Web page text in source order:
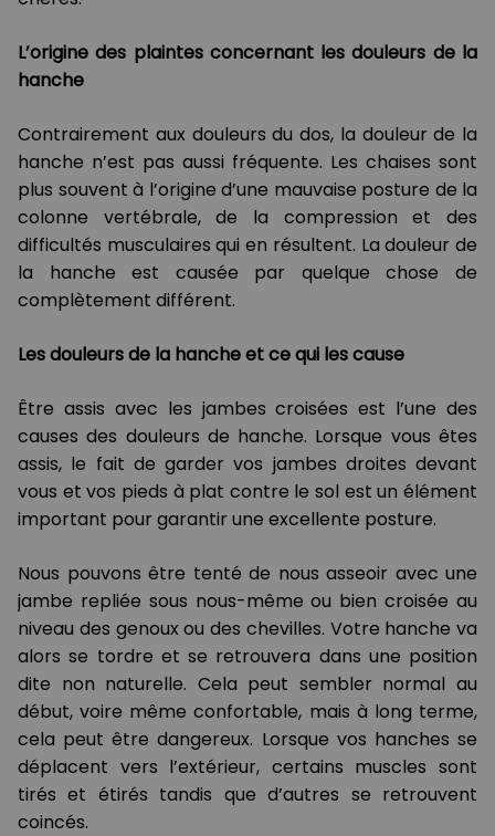
L’origine des plaintes concernant les douleurs de la
hanche
Contrairement aux douleurs du dos, la douleur de la
hanche n’est pas aussi fréquente. Les chaises sont
plus souvent à l’origine d’une mauvaise posture de la
colonne vertébrale, de la compression et des
difficultés musculaires qui en résultent. La douleur de
la hanche est causée par quelque chose de
complètement différent.
Les douleurs de la hanche et ce qui les cause
Être assis avec les jambes croisées est l’une des
causes des douleurs de hanche. Lorsque vous êtes
assis, le fait de garder vos jambes droites devant
vous et vos pieds à plat contre le sol est un élément
important pour garantir une excellente posture.
Nous pouvons être tenté de nous asseoir avec une
jambe repliée sous nous-même ou bien croisée au
niveau des genoux ou des chevilles. Votre hanche va
alors se tordre et se retrouvera dans une position
dite non naturelle. Cela peut sembler normal au
début, voire même confortable, mais à long terme,
cela peut être dangereux. Lorsque vos hanches se
déplacent vers l’extérieur, certains muscles sont
tirés et étirés tandis que d’autres se retrouvent
coincés.